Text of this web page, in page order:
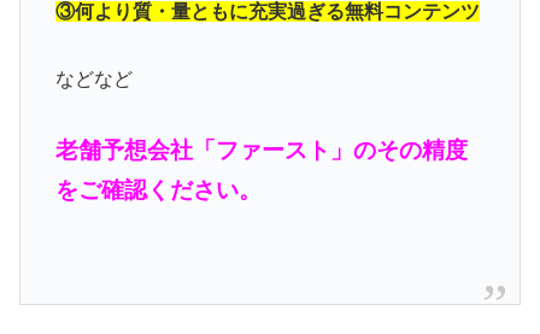
③何より質・量ともに充実過ぎる無料コンテンツ
などなど
老舗予想会社「ファースト」のその精度
をご確認ください。